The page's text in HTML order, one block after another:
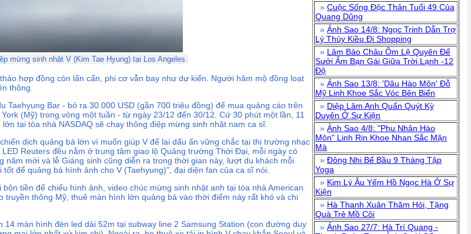
mừng sinh nhật V (Kim Tae Hyung) tại Los Angeles.
hợp đồng còn lấn cấn, phi cơ vẫn bay như dự kiến. Người hâm mộ đồng loạt
thông.
Taehyung Bar - bỏ ra 30.000 USD (gần 700 triệu đồng) để mua quảng cáo trên
(Mỹ) trong vòng một tuần - từ ngày 23/12 đến 30/12. Cứ 30 phút một lần, 11
tại tòa nhà NASDAQ sẽ chạy thông điệp mừng sinh nhật nam ca sĩ.
dịch quảng bá lớn vì muốn giúp V để lại dấu ấn vững chắc tại thị trường nhạc
Reuters đều nằm ở trung tâm giao lộ Quảng trường Thời Đại, mỗi ngày có
năm mới và lễ Giáng sinh cũng diễn ra trong thời gian này, lượt du khách mỗi
để quảng bá hình ảnh cho V (Taehyung)", đại diện fan của ca sĩ nói.
tiền để chiếu hình ảnh, video chúc mừng sinh nhật anh tại tòa nhà American
thông Mỹ, thuê màn hình lớn quảng bá vào thời điểm này rất khó và chi
màn hình đèn led dài 52m tại subway line 2 Samsung Station (con đường duy
» Cuộc Sống Độc Thân Tuổi 49 Của
Quang Dũng
» Ảnh Sao 14/8: Ngọc Trinh Dẫn Trợ
Lý Thúy Kiều Đi Shopping
» Lâm Bảo Châu Ôm Lệ Quyên Để
Sưởi Ấm Bạn Gái Giữa Trời Lạnh -12
Độ
» Ảnh Sao 13/8: 'Dâu Hào Môn' Đỗ
Mỹ Linh Khoe Sắc Vóc Bên Biển
» Diệp Lâm Anh Quấn Quýt Kỳ
Duyên Ở Sự Kiện
» Ảnh Sao 4/8: "Phu Nhân Hào
Môn" Linh Rin Khoe Nhan Sắc Mặn
Mà
» Đông Nhi Bế Bầu 9 Tháng Tập
Yoga
» Kim Lý Âu Yếm Hồ Ngọc Hà Ở Sự
Kiện
» Hà Thanh Xuân Thăm Hỏi, Tặng
Quà Trẻ Mồ Côi
» Ảnh Sao 27/7: Hà Trí Quang -